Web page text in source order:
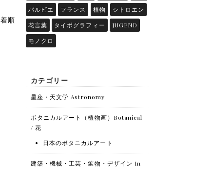
順
バルビエ
フランス 植物
シトロエン
花言葉
タイポグラフィー
JUGEND
モノクロ
カテゴリー
星座・天文学 Astronomy
ボタニカルアート（植物画）Botanical
/ 花
日本のボタニカルアート
建築・機械・工芸・鉱物・デザイン In